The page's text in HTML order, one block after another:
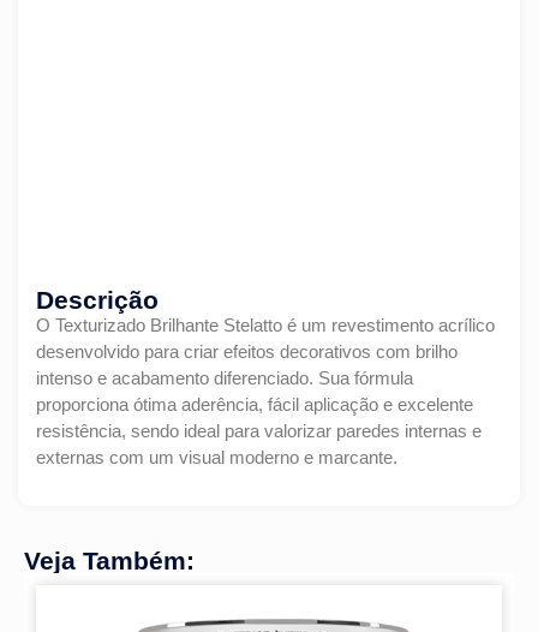
Descrição
O Texturizado Brilhante Stelatto é um revestimento acrílico
desenvolvido para criar efeitos decorativos com brilho
intenso e acabamento diferenciado. Sua fórmula
proporciona ótima aderência, fácil aplicação e excelente
resistência, sendo ideal para valorizar paredes internas e
externas com um visual moderno e marcante.
Veja Também: